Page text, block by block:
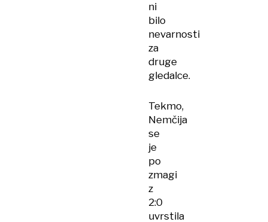
ni
bilo
nevarnosti
za
druge
gledalce.
Tekmo,
Nemčija
se
je
po
zmagi
z
2:0
uvrstila